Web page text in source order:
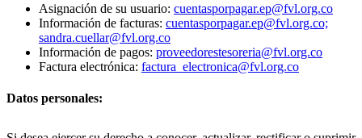
Asignación de su usuario: cuentasporpagar.ep@fvl.org.co
Información de facturas: cuentasporpagar.ep@fvl.org.co;
sandra.cuellar@fvl.org.co
Información de pagos: proveedorestesoreria@fvl.org.co
Factura electrónica: factura_electronica@fvl.org.co
Datos personales: